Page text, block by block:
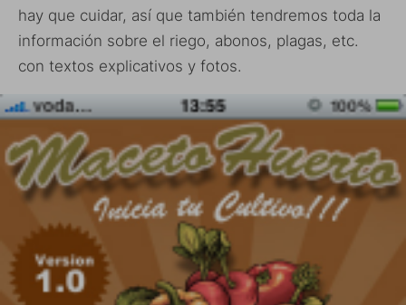
hay que cuidar, así que también tendremos toda la
información sobre el riego, abonos, plagas, etc.
con textos explicativos y fotos.